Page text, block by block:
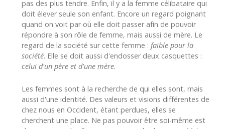
pas des plus tendre. Enfin, il y a la femme célibataire qui
doit élever seule son enfant. Encore un regard poignant
quand on voit par où elle doit passer afin de pouvoir
répondre à son rôle de femme, mais aussi de mère. Le
regard de la société sur cette femme : faible pour la
société. Elle se doit aussi d'endosser deux casquettes :
celui d'un père et d'une mère.
Les femmes sont à la recherche de qui elles sont, mais
aussi d'une identité. Des valeurs et visions différentes de
chez nous en Occident, étant perdues, elles se
cherchent une place. Ne pas pouvoir être soi-même est